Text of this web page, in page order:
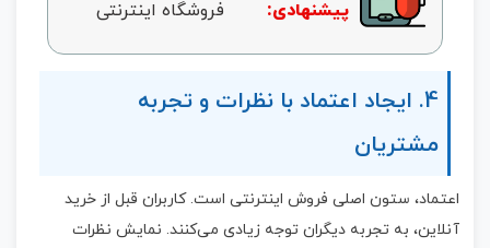
پیشنهادی:
فروشگاه اینترنتی
4. ایجاد اعتماد با نظرات و تجربه
مشتریان
اعتماد، ستون اصلی فروش اینترنتی است. کاربران قبل از خرید
آنلاین، به تجربه دیگران توجه زیادی می‌کنند. نمایش نظرات